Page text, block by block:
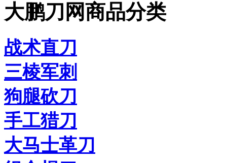
大鹏刀网商品分类
战术直刀
三棱军刺
狗腿砍刀
手工猎刀
大马士革刀